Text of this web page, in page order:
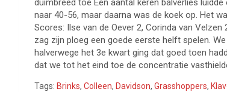
duimbreed toe Een aantal keren balverlies
naar 40-56, maar daarna was de koek op. Het
Scores: Ilse van de Oever 2, Corinda van
zag zijn ploeg een goede eerste helft spelen.
halverwege het 3e kwart ging dat goed toen
dat we tot het eind toe de concentratie
Tags: Brinks, Colleen, Davidson, Grasshoppers,